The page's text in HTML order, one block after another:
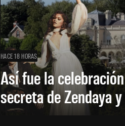
HACE 18 HORAS
Así fue la
secreta de Zendaya